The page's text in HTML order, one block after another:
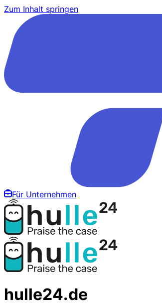
Zum Inhalt springen
Für Unternehmen
hulle24.de